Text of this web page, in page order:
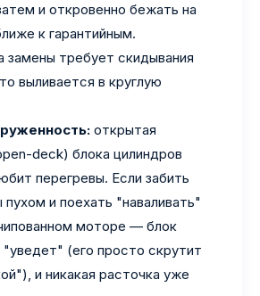
и откровенно бежать на
к гарантийным.
замены требует скидывания
выливается в круглую
открытая
deck) блока цилиндров
перегревы. Если забить
и поехать "наваливать"
моторе — блок
"уведет" (его просто скрутит
и никакая расточка уже